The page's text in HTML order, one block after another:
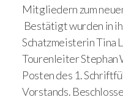
Mitgliedern zum
Bestätigt wurden in
Schatzmeisterin Tina
Tourenleiter Stephan
Posten des 1.
Vorstands.